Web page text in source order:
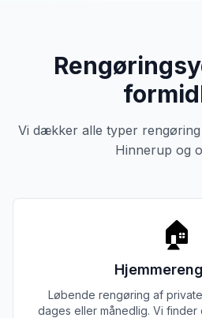
Vi dækker alle typer
Hinnerup og
🏠
Løbende rengøring af
dages eller månedlig. Vi